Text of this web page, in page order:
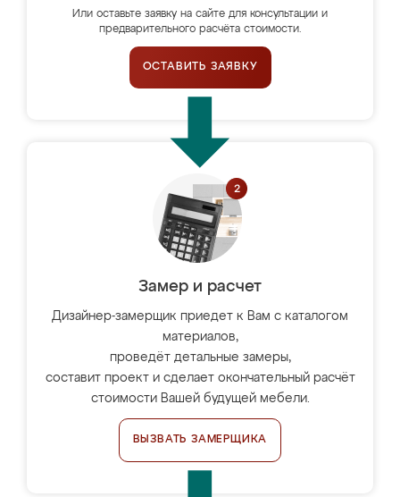
Или оставьте заявку на сайте для консультации и
предварительного расчёта стоимости.
ОСТАВИТЬ ЗАЯВКУ
Замер и расчет
Дизайнер-замерщик приедет к Вам с каталогом
материалов,
проведёт детальные замеры,
составит проект и сделает окончательный расчёт
стоимости Вашей будущей мебели.
ВЫЗВАТЬ ЗАМЕРЩИКА